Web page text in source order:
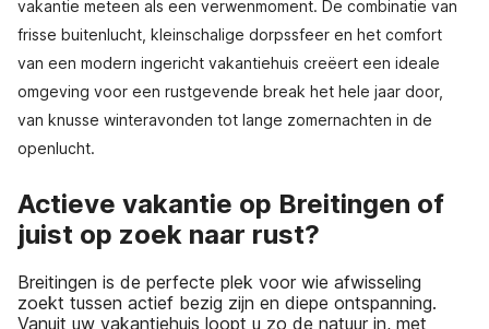
vakantie meteen als een verwenmoment. De combinatie van
frisse buitenlucht, kleinschalige dorpssfeer en het comfort
van een modern ingericht vakantiehuis creëert een ideale
omgeving voor een rustgevende break het hele jaar door,
van knusse winteravonden tot lange zomernachten in de
openlucht.
Actieve vakantie op Breitingen of
juist op zoek naar rust?
Breitingen is de perfecte plek voor wie afwisseling
zoekt tussen actief bezig zijn en diepe ontspanning.
Vanuit uw vakantiehuis loopt u zo de natuur in, met